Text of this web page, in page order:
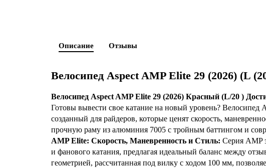
Описание Отзывы
Велосипед Aspect AMP Elite 29 (2026) (L
Велосипед Aspect AMP Elite 29 (2026) Красный (L/20 )
Готовы вывести свое катание на новый уровень?
созданный для райдеров, которые ценят скорость,
прочную раму из алюминия 7005 с тройным баттингом и
AMP Elite: Скорость, Маневренность и Стиль: Серия AMP
и фанового катания, предлагая идеальный баланс между
геометрией, рассчитанная под вилку с ходом 100 мм,